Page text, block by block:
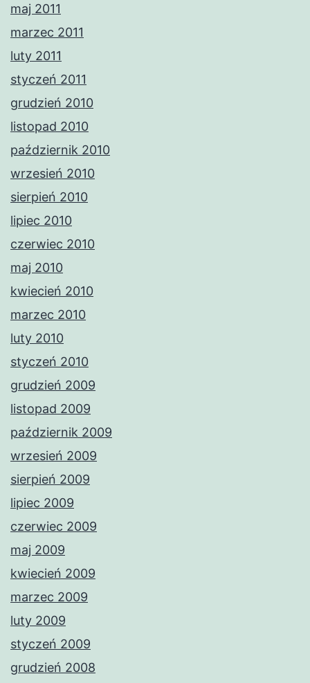
maj 2011
marzec 2011
luty 2011
styczeń 2011
grudzień 2010
listopad 2010
październik 2010
wrzesień 2010
sierpień 2010
lipiec 2010
czerwiec 2010
maj 2010
kwiecień 2010
marzec 2010
luty 2010
styczeń 2010
grudzień 2009
listopad 2009
październik 2009
wrzesień 2009
sierpień 2009
lipiec 2009
czerwiec 2009
maj 2009
kwiecień 2009
marzec 2009
luty 2009
styczeń 2009
grudzień 2008